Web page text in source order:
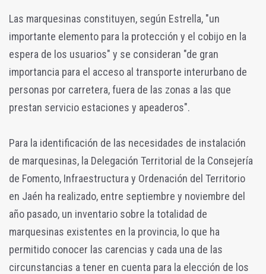
Las marquesinas constituyen, según Estrella, "un
importante elemento para la protección y el cobijo en la
espera de los usuarios" y se consideran "de gran
importancia para el acceso al transporte interurbano de
personas por carretera, fuera de las zonas a las que
prestan servicio estaciones y apeaderos".
Para la identificación de las necesidades de instalación
de marquesinas, la Delegación Territorial de la Consejería
de Fomento, Infraestructura y Ordenación del Territorio
en Jaén ha realizado, entre septiembre y noviembre del
año pasado, un inventario sobre la totalidad de
marquesinas existentes en la provincia, lo que ha
permitido conocer las carencias y cada una de las
circunstancias a tener en cuenta para la elección de los